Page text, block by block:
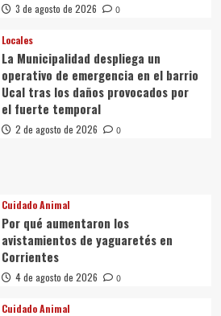
3 de agosto de 2026 0
Locales
La Municipalidad despliega un
operativo de emergencia en el barrio
Ucal tras los daños provocados por
el fuerte temporal
2 de agosto de 2026 0
Cuidado Animal
Por qué aumentaron los
avistamientos de yaguaretés en
Corrientes
4 de agosto de 2026 0
Cuidado Animal